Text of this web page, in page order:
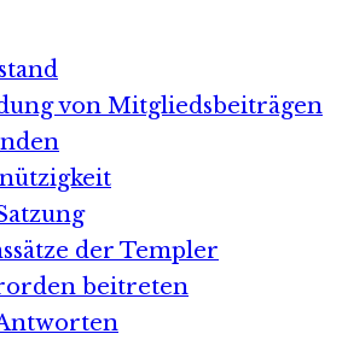
von Mitgliedsbeiträgen
der Templer
beitreten